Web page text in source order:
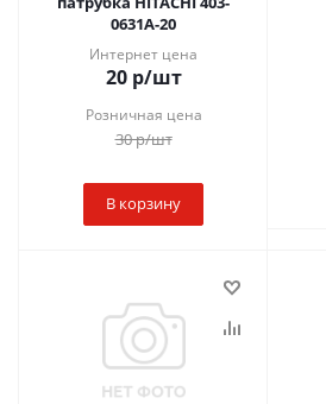
0631A-20
Интернет цена
20р/шт
Розничная цена
30р/шт
В корзину